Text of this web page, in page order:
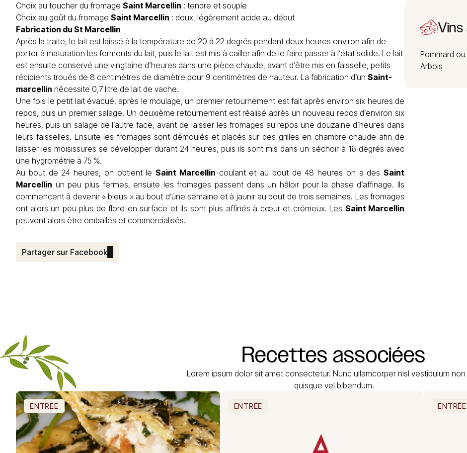
Choix au toucher du fromage Saint Marcellin : tendre et souple
Choix au goût du fromage Saint Marcellin : doux, légèrement acide au début
Fabrication du St Marcellin
Après la traite, le lait est laissé à la température de 20 à 22 degrés pendant deux heures environ afin de
porter à maturation les ferments du lait, puis le lait est mis à cailler afin de le faire passer à l’état solide. Le lait
est ensuite conservé une vingtaine d’heures dans une pièce chaude, avant d’être mis en faisselle, petits
récipients troués de 8 centimètres de diamètre pour 9 centimètres de hauteur. La fabrication d’un Saint-
marcellin nécessite 0,7 litre de lait de vache.
Une fois le petit lait évacué, après le moulage, un premier retournement est fait après environ six heures de
repos, puis un premier salage. Un deuxième retournement est réalisé après un nouveau repos d’environ six
heures, puis un salage de l’autre face, avant de laisser les fromages au repos une douzaine d’heures dans
leurs faisselles. Ensuite les fromages sont démoulés et placés sur des grilles en chambre chaude afin de
laisser les moisissures se développer durant 24 heures, puis ils sont mis dans un séchoir à 16 degrés avec
une hygrométrie à 75 %.
Au bout de 24 heures, on obtient le Saint Marcellin coulant et au bout de 48 heures on a des Saint
Marcellin un peu plus fermes, ensuite les fromages passent dans un hâloir pour la phase d’affinage. Ils
commencent à devenir « bleus » au bout d’une semaine et à jaunir au bout de trois semaines. Les fromages
ont alors un peu plus de flore en surface et ils sont plus affinés à cœur et crémeux. Les Saint Marcellin
peuvent alors être emballés et commercialisés.
Partager sur Facebook
Vins
Pommard
Arbois
Recettes associées
Lorem ipsum dolor sit amet consectetur. Nunc ullamcorper nisl vestibulum
quisque vel bibendum.
ENTRÉE ENTRÉE ENTRÉE